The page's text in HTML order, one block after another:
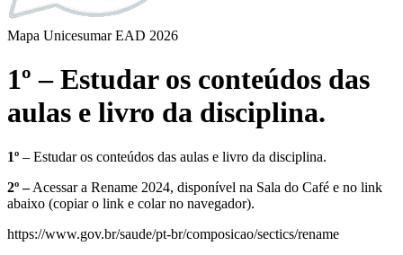
Mapa Unicesumar EAD 2026
1º – Estudar os conteúdos das
aulas e livro da disciplina.
1º – Estudar os conteúdos das aulas e livro da disciplina.
2º –Acessar a Rename 2024, disponível na Sala do Café e no link
abaixo (copiar o link e colar no navegador).
https://www.gov.br/saude/pt-br/composicao/sectics/rename